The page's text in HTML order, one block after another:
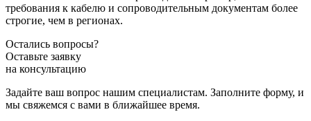
требования к кабелю и сопроводительным документам более
строгие, чем в регионах.
Остались вопросы?
Оставьте заявку
на консультацию
Задайте ваш вопрос нашим специалистам. Заполните форму, и
мы свяжемся с вами в ближайшее время.